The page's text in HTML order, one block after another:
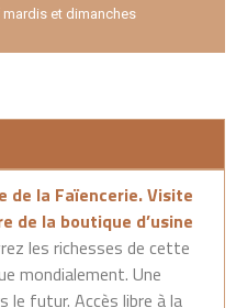
mardis et dimanches
de la Faïencerie. Visite
de la boutique d’usine
les richesses de cette
mondialement. Une
le futur. Accès libre à la